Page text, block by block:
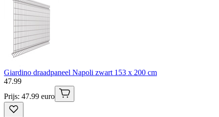
Giardino draadpaneel Napoli zwart 153 x 200 cm
47.99
Prijs: 47.99 euro